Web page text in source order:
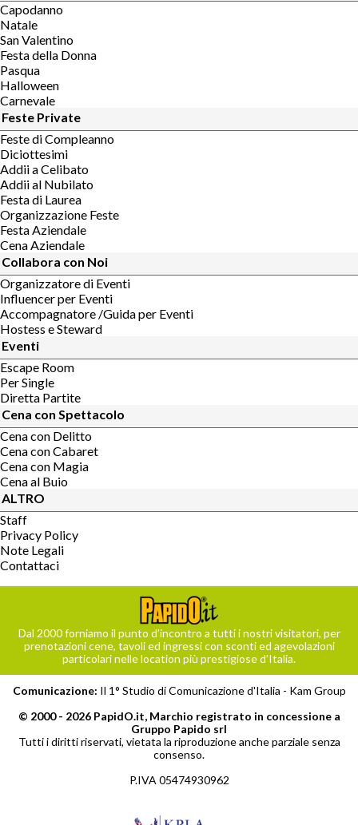
Capodanno
Natale
San Valentino
Festa della Donna
Pasqua
Halloween
Carnevale
Feste Private
Feste di Compleanno
Diciottesimi
Addii a Celibato
Addii al Nubilato
Festa di Laurea
Organizzazione Feste
Festa Aziendale
Cena Aziendale
Collabora con Noi
Organizzatore di Eventi
Influencer per Eventi
Accompagnatore /Guida per Eventi
Hostess e Steward
Eventi
Escape Room
Per Single
Diretta Partite
Cena con Spettacolo
Cena con Delitto
Cena con Cabaret
Cena con Magia
Cena al Buio
ALTRO
Staff
Privacy Policy
Note Legali
Contattaci
Dal 2000 forniamo il punto d’incontro a tutti i nostri visitatori, per
prenotazioni cene, tavoli ed ingressi con sconti ed agevolazioni
particolari nelle location più prestigiose d’Italia.
Comunicazione: Il 1° Studio di Comunicazione d'Italia - Kam Group
© 2000 - 2026 PapidO.it, Marchio registrato in concessione a
Gruppo Papido srl
Tutti i diritti riservati, vietata la riproduzione anche parziale senza
consenso.
P.IVA 05474930962